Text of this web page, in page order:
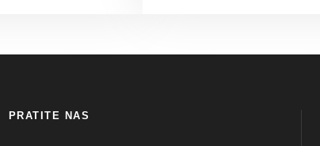
PRATITE NAS